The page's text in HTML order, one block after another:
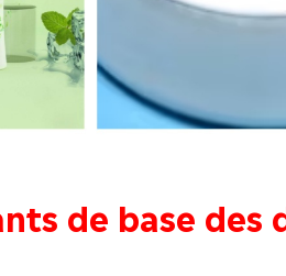
de base des